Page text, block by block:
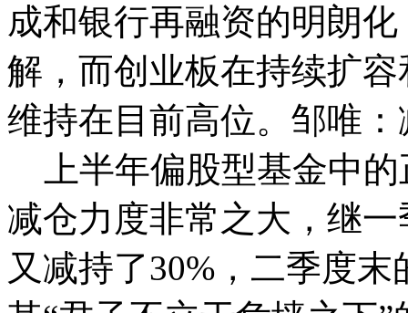
成和银行再融资的明朗
解，而创业板在持续扩
维持在目前高位。邹唯
上半年偏股型基金中的
减仓力度非常之大，继
又减持了30%，二季度